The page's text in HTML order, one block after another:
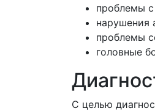
проблемы
нарушения
проблемы
головные
С целью